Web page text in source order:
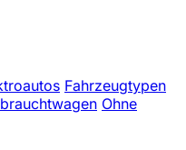
Fahrzeugtypen
Ohne